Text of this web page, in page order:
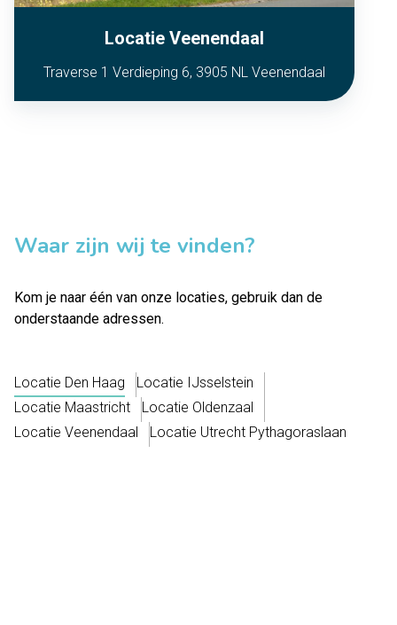
Locatie Veenendaal
Traverse 1 Verdieping 6, 3905 NL Veenendaal
Waar zijn wij te vinden?
Kom je naar één van onze locaties, gebruik dan de
onderstaande adressen.
Locatie Den Haag
Locatie IJsselstein
Locatie Maastricht
Locatie Oldenzaal
Locatie Veenendaal
Locatie Utrecht Pythagoraslaan